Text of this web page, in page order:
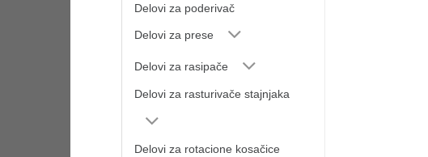
Delovi za poderivač
Delovi za prese
Delovi za rasipače
Delovi za rasturivače stajnjaka
Delovi za rotacione kosačice